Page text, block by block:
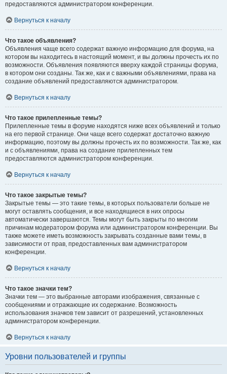
предоставляются администратором конференции.
Вернуться к началу
Что такое объявления?
Объявления чаще всего содержат важную информацию для форума, на
котором вы находитесь в настоящий момент, и вы должны прочесть их по
возможности. Объявления появляются вверху каждой страницы форума,
в котором они созданы. Так же, как и с важными объявлениями, права на
создание объявлений предоставляются администратором.
Вернуться к началу
Что такое прилепленные темы?
Прилепленные темы в форуме находятся ниже всех объявлений и только
на его первой странице. Они чаще всего содержат достаточно важную
информацию, поэтому вы должны прочесть их по возможности. Так же, как
и с объявлениями, права на создание прилепленных тем
предоставляются администратором конференции.
Вернуться к началу
Что такое закрытые темы?
Закрытые темы — это такие темы, в которых пользователи больше не
могут оставлять сообщения, и все находящиеся в них опросы
автоматически завершаются. Темы могут быть закрыты по многим
причинам модератором форума или администратором конференции. Вы
также можете иметь возможность закрывать созданные вами темы, в
зависимости от прав, предоставленных вам администратором
конференции.
Вернуться к началу
Что такое значки тем?
Значки тем — это выбранные авторами изображения, связанные с
сообщениями и отражающие их содержание. Возможность
использования значков тем зависит от разрешений, установленных
администратором конференции.
Вернуться к началу
Уровни пользователей и группы